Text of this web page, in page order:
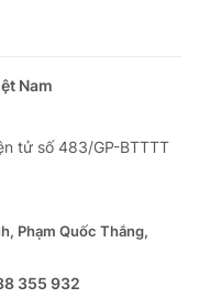
Nam
tử số 483/GP-BTTTT
Phạm Quốc Thắng,
355 932